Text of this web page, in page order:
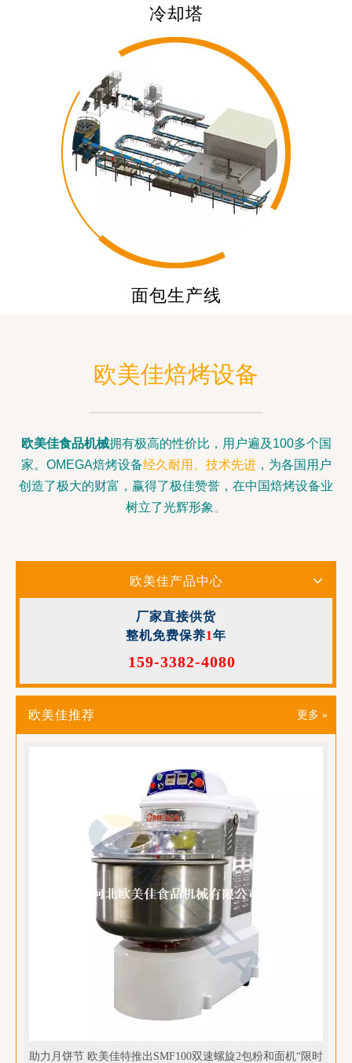
冷却塔
面包生产线
欧美佳焙烤设备
欧美佳食品机械拥有极高的性价比，用户遍及100多个国
家。OMEGA焙烤设备经久耐用、技术先进，为各国用户
创造了极大的财富，赢得了极佳赞誉，在中国焙烤设备业
树立了光辉形象 。
欧美佳产品中心
厂家直接供货
整机免费保养1年
159-3382-4080
欧美佳推荐 更多 »
助力月饼节 欧美佳特推出SMF100双速螺旋2包粉和面机“限时